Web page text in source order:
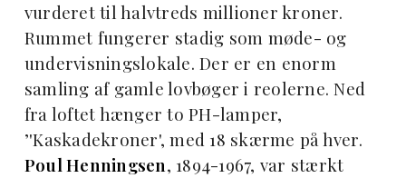
vurderet til halvtreds millioner kroner.
Rummet fungerer stadig som møde- og
undervisningslokale. Der er en enorm
samling af gamle lovbøger i reolerne. Ned
fra loftet hænger to PH-lamper,
’'Kaskadekroner', med 18 skærme på hver.
Poul Henningsen, 1894-1967, var stærkt